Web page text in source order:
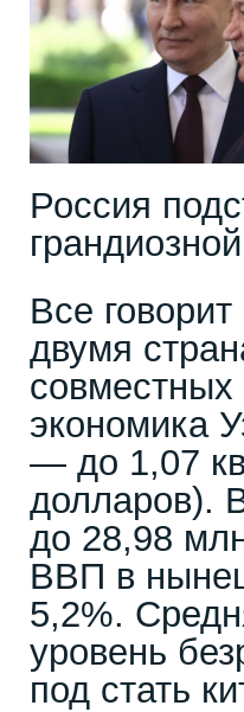
Россия
Все
двумя
совместных
экономика
— до 1,07
долларов).
до 28,98
ВВП в
5,2%.
уровень
под стать